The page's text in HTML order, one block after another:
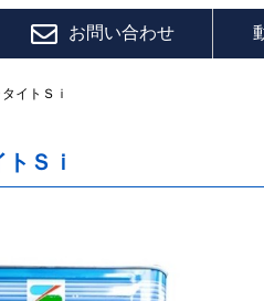
お問い合わせ
イトＳｉ
Ｓｉ